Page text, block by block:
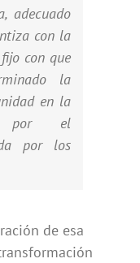
adecuado
con la
con que
la
en la
por el
por los
de esa